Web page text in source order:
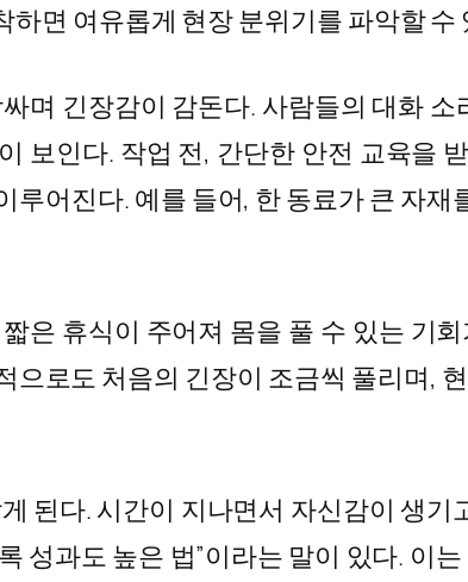
면 여유롭게 현장 분위기를 파악할 수
며 긴장감이 감돈다. 사람들의 대화
보인다. 작업 전, 간단한 안전 교육을
어진다. 예를 들어, 한 동료가 큰 자
은 휴식이 주어져 몸을 풀 수 있는 기
으로도 처음의 긴장이 조금씩 풀리며,
된다. 시간이 지나면서 자신감이 생
성과도 높은 법”이라는 말이 있다. 이